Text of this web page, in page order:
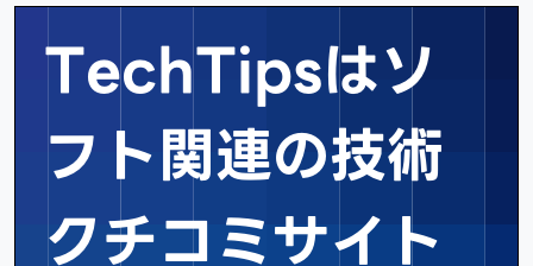
TechTipsはソ
フト関連の技術
クチコミサイト